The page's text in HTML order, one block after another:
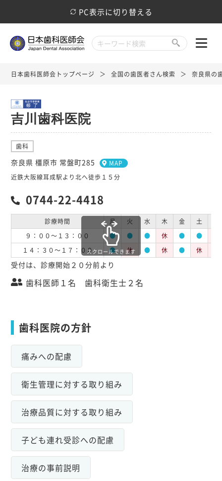
PC表示に切り替える
日本歯科医師会トップページ 全国の歯医者さん検索 奈良県の
吉川歯科医院
歯科
奈良県 橿原市 常盤町285
MAP
近鉄大阪線耳成駅より北へ徒歩１５分
0744-22-4418
診療時間 月 火 水 木 金 土
９：００～１３：００
● ● ● 休 ● ●
１４：３０～１７：００
● 休 ● 休 ● 休
スクロールできます
受付は、診療開始２０分前より
歯科医師１名 歯科衛生士２名
歯科医院の方針
痛みへの配慮
衛生管理に対する取り組み
治療品質に対する取り組み
子ども連れ受診への配慮
治療の事前説明